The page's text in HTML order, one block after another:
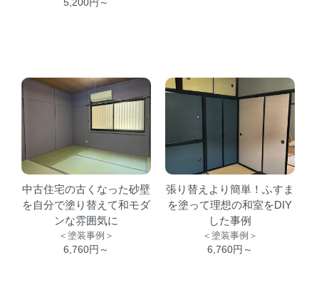
5,200円～
中古住宅の古くなった砂壁
を自分で塗り替えて和モダ
ンな雰囲気に
＜塗装事例＞
6,760円～
張り替えより簡単！ふすま
を塗って理想の和室をDIY
した事例
＜塗装事例＞
6,760円～